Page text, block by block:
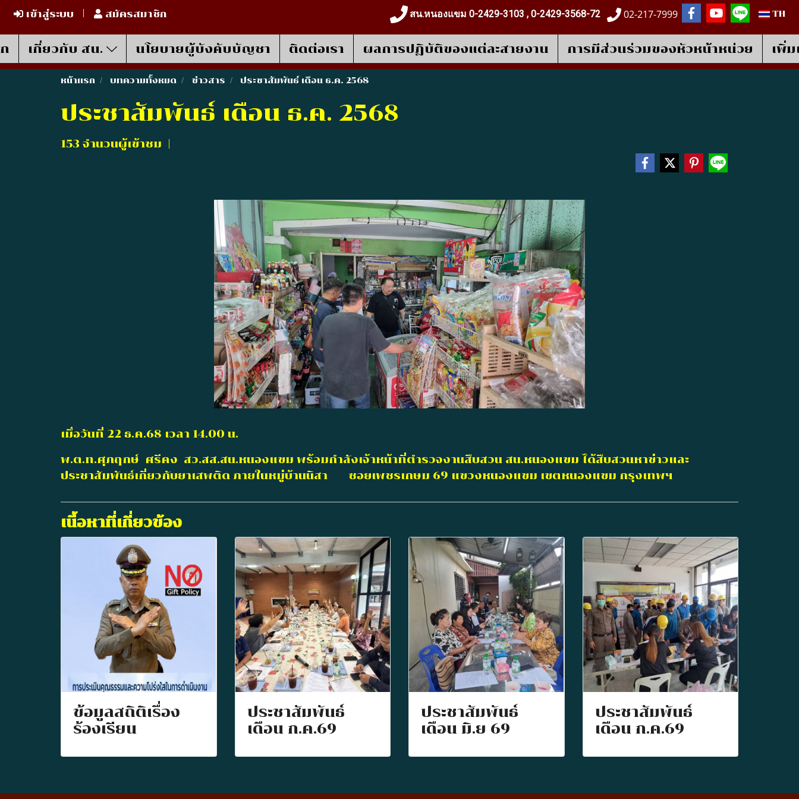
เข้าสู่ระบบ สมัครสมาชิก สน.หนองแขม 0-2429-3103 , 0-2429-3568-72 02-217-7999 TH
เกี่ยวกับ สน. นโยบายผู้บังคับบัญชา ติดต่อเรา ผลการปฎิบัติของแต่ละสายงาน การมีส่วนร่วมของหัวหน้าหน่วย เพิ่
หน้าแรก บทความทั้งหมด ข่าวสาร ประชาสัมพันธ์ เดือน ธ.ค. 2568
ประชาสัมพันธ์ เดือน ธ.ค. 2568
153 จำนวนผู้เข้าชม
เมื่อวันที่ 22 ธ.ค.68 เวลา 14.00 น.
พ.ต.ท.ศุภฤกษ์ ศรีคง สว.สส.สน.หนองแขม พร้อมกำลังเจ้าหน้าที่ตำรวจงานสืบสวน สน.หนองแขม ได้สืบสวนหาข่าวและ
ประชาสัมพันธ์เกี่ยวกับยาเสพติด ภายในหมู่บ้านนิสา ซอยเพชรเกษม 69 แขวงหนองแขม เขตหนองแขม กรุงเทพฯ
เนื้อหาที่เกี่ยวข้อง
ข้อมูลสถิติเรื่อง
ร้องเรียน
ประชาสัมพันธ์
เดือน ก.ค.69
ประชาสัมพันธ์
เดือน มิ.ย 69
ประชาสัมพันธ์
เดือน ก.ค.69